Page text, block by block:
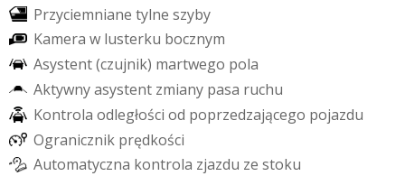
Przyciemniane tylne szyby
Kamera w lusterku bocznym
Asystent(czujnik) martwego pola
Aktywnyasystent zmiany pasa ruchu
Kontrola odległości od poprzedzającego pojazdu
Ogranicznik prędkości
Automatyczna kontrola zjazdu ze stoku